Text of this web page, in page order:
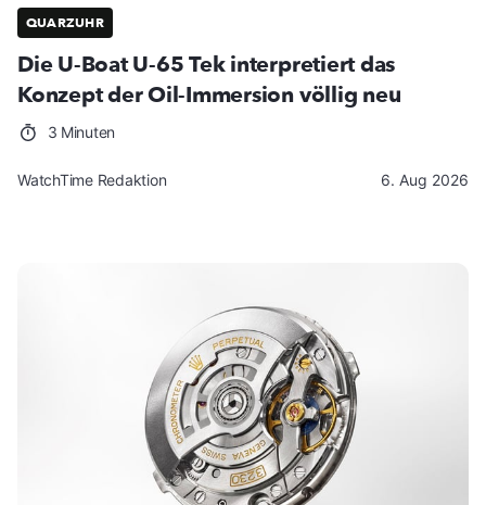
QUARZUHR
Die U-Boat U-65 Tek interpretiert das
Konzept der Oil-Immersion völlig neu
3 Minuten
WatchTime Redaktion 6. Aug 2026